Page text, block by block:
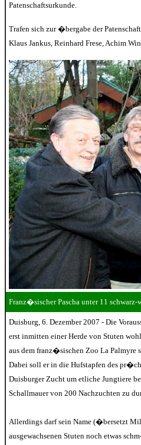
Patenschaftsurkunde.
Trafen sich zur �bergabe der
Klaus Jankus, Reinhard Frese, Achim
Franz�sischer Pascha unter 11
Duisburg, 6. Dezember 2007 - Die
erst inmitten einer Herde von Stuten
aus dem franz�sischen Zoo La Palmyre
Dabei soll er in die Hufstapfen des
Duisburger Zucht um etliche Jungtiere
Schallmauer von 200 Nachzuchten zu
Allerdings darf sein Name (�bersetzt
ausgewachsenen Stuten noch etwas